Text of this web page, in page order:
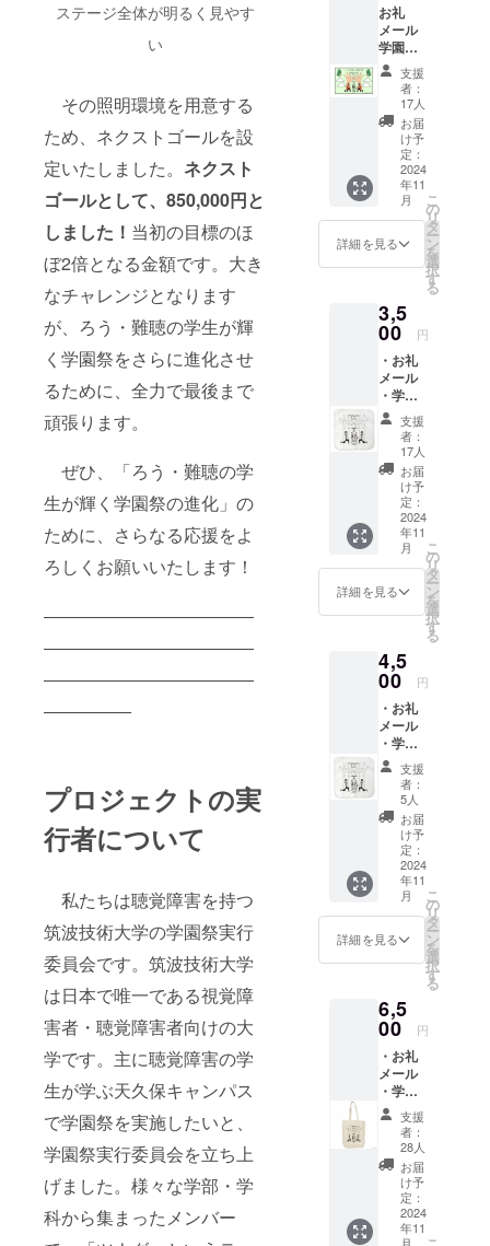
ステージ全体が明るく見やす
い
その照明環境を用意する
ため、ネクストゴールを設
定いたしました。 ネクスト
ゴールとして、850,000円と
しました！ 当初の目標のほ
ぼ2倍となる金額です。大き
なチャレンジとなります
が、ろう・難聴の学生が輝
く学園祭をさらに進化させ
るために、全力で最後まで
頑張ります。
ぜひ、「ろう・難聴の学
生が輝く学園祭の進化」の
ために、さらなる応援をよ
ろしくお願いいたします！
――――――――――――
――――――――――――
――――――――――――
―――――
プロジェクトの実
行者について
私たちは聴覚障害を持つ
筑波技術大学の学園祭実行
委員会です。筑波技術大学
は日本で唯一である視覚障
害者・聴覚障害者向けの大
学です。主に聴覚障害の学
生が学ぶ天久保キャンパス
で学園祭を実施したいと、
学園祭実行委員会を立ち上
げました。様々な学部・学
科から集まったメンバー
OBOG、外
部の聴覚障
害者、地域
の人との交
流を深め、
「聴覚障害
を持つ学生
が最大限に
輝ける場所
を作り出し
たい」とい
持って活動
していま
お礼
メール
学園祭
本部の
秘密
データ
ポスト
カード
支援
者：
17人
お届
け予
定：
2024
年11
月
詳細を見る
こ
の
リ
タ
ー
ン
を
選
択
す
る
3,5
00 円
・お礼
メール
・学園
祭本部
の秘密
データ
・オリ
ジナル
ハンド
タオル
・サ
イズ：
20cm×
20cm
支援
者：
17人
お届
け予
定：
2024
年11
月
詳細を見る
こ
の
リ
タ
ー
ン
を
選
択
す
る
4,5
00 円
・お礼
メール
・学園
祭本部
の秘密
データ
・ポス
トカー
ド ・オ
リジナ
ルハン
ドタオ
ル ・
サイ
ズ：
20cm×
支援
者：
5人
お届
け予
定：
2024
年11
月
詳細を見る
こ
の
リ
タ
ー
ン
を
選
択
す
る
6,5
00 円
・お礼
メール
・学園
祭本部
の秘密
データ
・オリ
ジナル
トート
バッグ
・横
支援
者：
28人
お届
け予
定：
2024
年11